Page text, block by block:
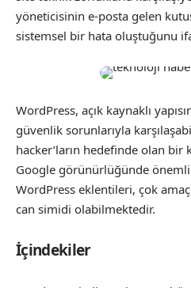
yöneticisinin e-posta gelen
sistemsel bir hata oluştuğunu
WordPress, açık kaynaklı
güvenlik sorunlarıyla
hacker’ların hedefinde olan bir
Google görünürlüğünde
WordPress eklentileri, çok
can simidi olabilmektedir.
İçindekiler